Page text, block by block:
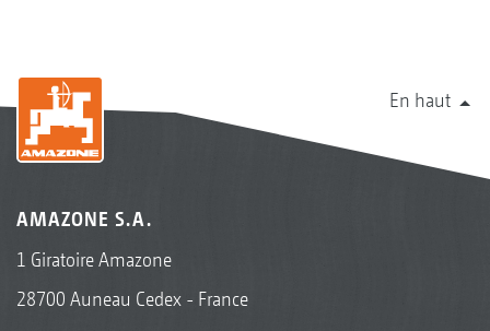
En haut
AMAZONE S.A.
1 Giratoire Amazone
28700 Auneau Cedex - France